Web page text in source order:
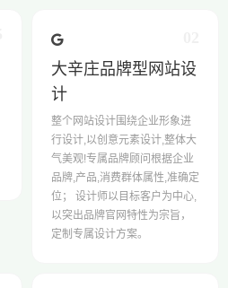
大辛庄品牌型网站设
计
整个网站设计围绕企业形象进
行设计,以创意元素设计,整体大
气美观!专属品牌顾问根据企业
品牌,产品,消费群体属性,准确定
位； 设计师以目标客户为中心,
以突出品牌官网特性为宗旨，
定制专属设计方案。